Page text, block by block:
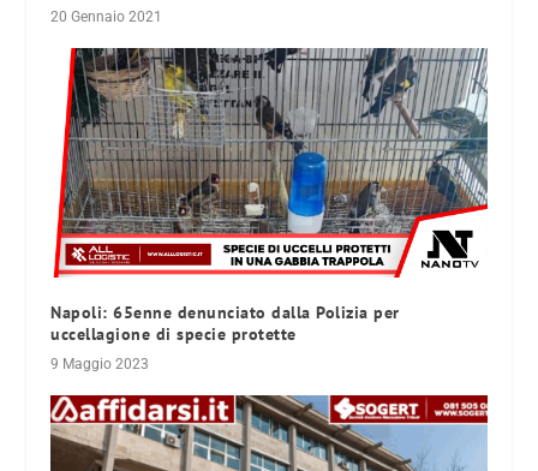
20 Gennaio 2021
Napoli: 65enne denunciato dalla Polizia per
uccellagione di specie protette
9 Maggio 2023